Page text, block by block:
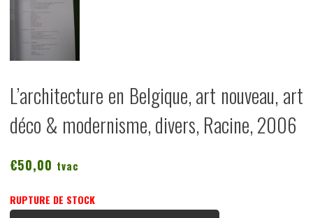
L’architecture en Belgique, art nouveau, art
déco & modernisme, divers, Racine, 2006
€50,00 tvac
RUPTURE DE STOCK